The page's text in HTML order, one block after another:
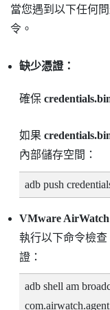
當您遇到以下任何
令。
缺少憑證：
確保
如果
內部儲存空間：
adb push
VMware AirWatch
執行以下命令檢查
證：
adb shell am